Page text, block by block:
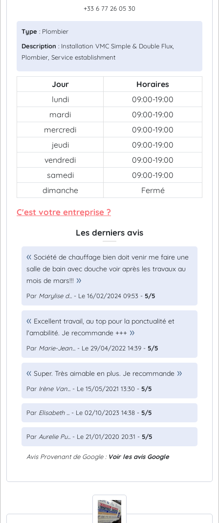
+33 6 77 26 05 30
Type : Plombier
Description : Installation VMC Simple & Double Flux,
Plombier, Service establishment
Jour
Horaires
lundi
09:00-19:00
mardi
09:00-19:00
mercredi
09:00-19:00
jeudi
09:00-19:00
vendredi
09:00-19:00
samedi
09:00-19:00
dimanche
Fermé
C'est votre entreprise ?
Les derniers avis
Société de chauffage bien doit venir me faire une
salle de bain avec douche voir après les travaux au
mois de mars!!!
Par Marylise d... - Le 16/02/2024 09:53 - 5/5
Excellent travail, au top pour la ponctualité et
l'amabilité. Je recommande +++
Par Marie-Jean... - Le 29/04/2022 14:39 - 5/5
Super. Très aimable en plus. Je recommande
Par Irène Van... - Le 15/05/2021 13:30 - 5/5
Par Elisabeth ... - Le 02/10/2023 14:38 - 5/5
Par Aurelie Pu... - Le 21/01/2020 20:31 - 5/5
Avis Provenant de Google : Voir les avis Google